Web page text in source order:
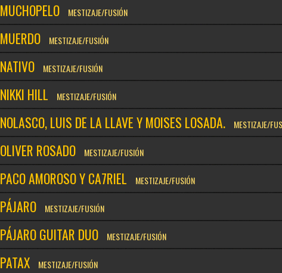
MUCHOPELO MESTIZAJE/FUSIÓN
MUERDO MESTIZAJE/FUSIÓN
NATIVO MESTIZAJE/FUSIÓN
NIKKI HILL MESTIZAJE/FUSIÓN
NOLASCO, LUIS DE LA LLAVE Y MOISES LOSADA. MESTIZAJE/
OLIVER ROSADO MESTIZAJE/FUSIÓN
PACO AMOROSO Y CA7RIEL MESTIZAJE/FUSIÓN
PÁJARO MESTIZAJE/FUSIÓN
PÁJARO GUITAR DUO MESTIZAJE/FUSIÓN
PATAX MESTIZAJE/FUSIÓN